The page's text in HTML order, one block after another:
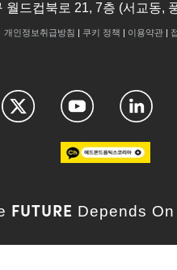
월드컵북로 21, 7층 (서교동,
개인정보취급방침 | 쿠키 정책 | 이용약관|
FUTURE Depends